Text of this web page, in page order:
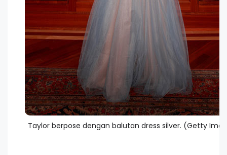
Taylor berpose dengan balutan dress silver. (Getty